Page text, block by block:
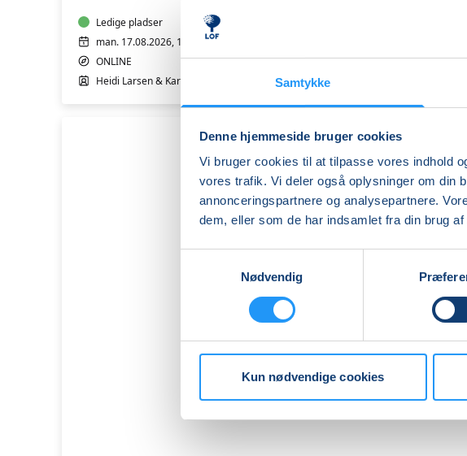
Samtykke
Denne hjemmeside bruger cookies
Vi bruger cookies til at tilpasse vores indhold
vores trafik. Vi deler også oplysninger om din
annonceringspartnere og analysepartnere.
dem, eller som de har indsamlet fra din brug af
Nødvendig
Kun nødvendige cookies
på
en
med
misbrug
Ledige pladser
man. 17.08.2026, 19.00
ONLINE
Heidi Larsen & Karina Ralsted